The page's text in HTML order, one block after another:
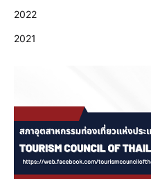
2022
2021